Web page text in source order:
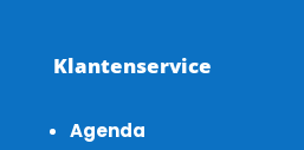
Klantenservice
Agenda